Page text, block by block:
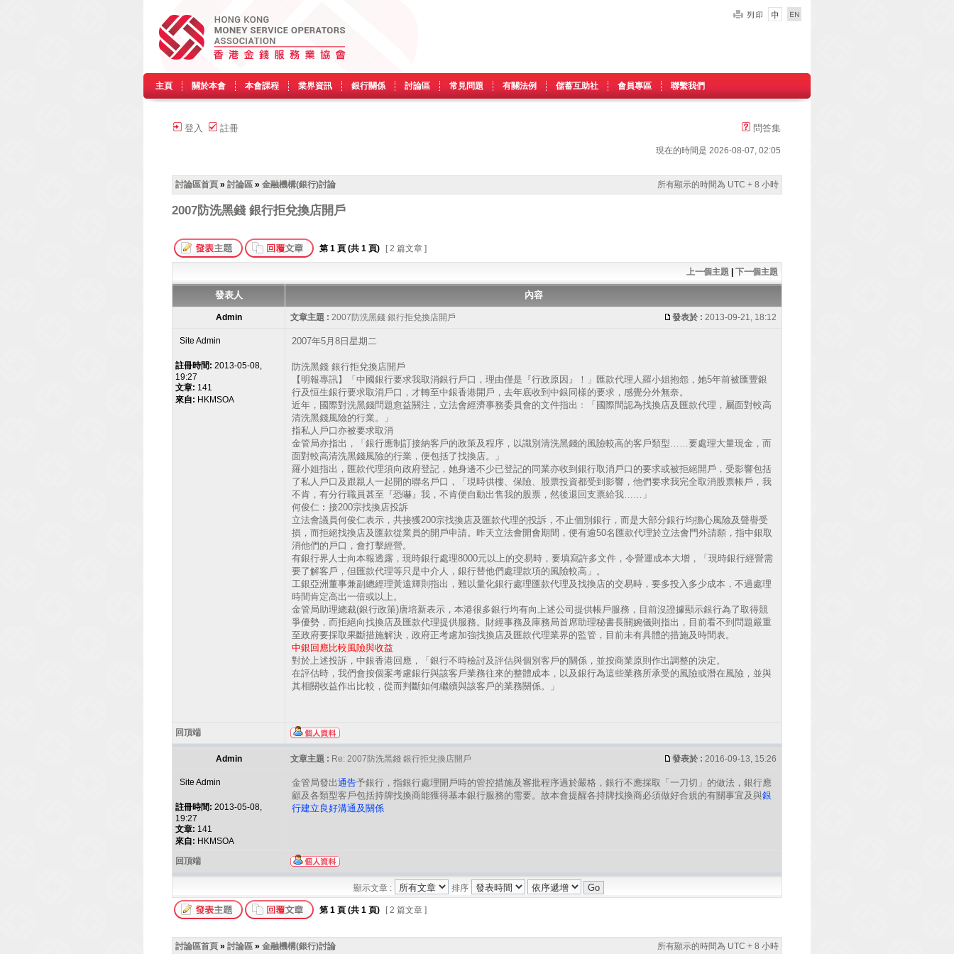
主頁 關於本會 本會課程 業界資訊 銀行關係 討論區 常見問題 有關法例 儲蓄互助社 會員專區 聯繫我們
登入 註冊 問答集
現在的時間是 2026-08-07, 02:05
討論區首頁 » 討論區 » 金融機構(銀行)討論 所有顯示的時間為 UTC + 8 小時
2007防洗黑錢 銀行拒兌換店開戶
第 1 頁 (共 1 頁) [ 2 篇文章 ]
上一個主題 下一個主題
發表人 內容
Admin 文章主題 : 2007防洗黑錢 銀行拒兌換店開戶 發表於 : 2013-09-21, 18:12
Site Admin
註冊時間: 2013-05-08,
19:27
文章: 141
來自: HKMSOA
2007年5月8日星期二
防洗黑錢 銀行拒兌換店開戶
【明報專訊】「中國銀行要求我取消銀行戶口，理由僅是『行政原因』！」匯款代理人羅小姐抱怨，她5年前被匯豐銀
行及恒生銀行要求取消戶口，才轉至中銀香港開戶，去年底收到中銀同樣的要求，感覺分外無奈。
近年，國際對洗黑錢問題愈益關注，立法會經濟事務委員會的文件指出﹕「國際間認為找換店及匯款代理，屬面對較高
清洗黑錢風險的行業。」
指私人戶口亦被要求取消
金管局亦指出，「銀行應制訂接納客戶的政策及程序，以識別清洗黑錢的風險較高的客戶類型……要處理大量現金，而
面對較高清洗黑錢風險的行業，便包括了找換店。」
羅小姐指出，匯款代理須向政府登記，她身邊不少已登記的同業亦收到銀行取消戶口的要求或被拒絕開戶，受影響包括
了私人戶口及跟親人一起開的聯名戶口，「現時供樓、保險、股票投資都受到影響，他們要求我完全取消股票帳戶，我
不肯，有分行職員甚至『恐嚇』我，不肯便自動出售我的股票，然後退回支票給我……」
何俊仁︰接200宗找換店投訴
立法會議員何俊仁表示，共接獲200宗找換店及匯款代理的投訴，不止個別銀行，而是大部分銀行均擔心風險及聲譽受
損，而拒絕找換店及匯款從業員的開戶申請。昨天立法會開會期間，便有逾50名匯款代理於立法會門外請願，指中銀取
消他們的戶口，會打擊經營。
有銀行界人士向本報透露，現時銀行處理8000元以上的交易時，要填寫許多文件，令營運成本大增，「現時銀行經營需
要了解客戶，但匯款代理等只是中介人，銀行替他們處理款項的風險較高」。
工銀亞洲董事兼副總經理黃遠輝則指出，難以量化銀行處理匯款代理及找換店的交易時，要多投入多少成本，不過處理
時間肯定高出一倍或以上。
金管局助理總裁(銀行政策)唐培新表示，本港很多銀行均有向上述公司提供帳戶服務，目前沒證據顯示銀行為了取得競
爭優勢，而拒絕向找換店及匯款代理提供服務。財經事務及庫務局首席助理秘書長關婉儀則指出，目前看不到問題嚴重
至政府要採取果斷措施解決，政府正考慮加強找換店及匯款代理業界的監管，目前未有具體的措施及時間表。
中銀回應比較風險與收益
對於上述投訴，中銀香港回應，「銀行不時檢討及評估與個別客戶的關係，並按商業原則作出調整的決定。
在評估時，我們會按個案考慮銀行與該客戶業務往來的整體成本，以及銀行為這些業務所承受的風險或潛在風險，並與
其相關收益作出比較，從而判斷如何繼續與該客戶的業務關係。」
回頂端
Admin 文章主題 : Re: 2007防洗黑錢 銀行拒兌換店開戶 發表於 : 2016-09-13, 15:26
Site Admin
註冊時間: 2013-05-08,
19:27
文章: 141
來自: HKMSOA
金管局發出通告予銀行，指銀行處理開戶時的管控措施及審批程序過於嚴格，銀行不應採取「一刀切」的做法，銀行應
顧及各類型客戶包括持牌找換商能獲得基本銀行服務的需要。故本會提醒各持牌找換商必須做好合規的有關事宜及與銀
行建立良好溝通及關係
回頂端
顯示文章 : 排序
第 1 頁 (共 1 頁) [ 2 篇文章 ]
討論區首頁 » 討論區 » 金融機構(銀行)討論 所有顯示的時間為 UTC + 8 小時